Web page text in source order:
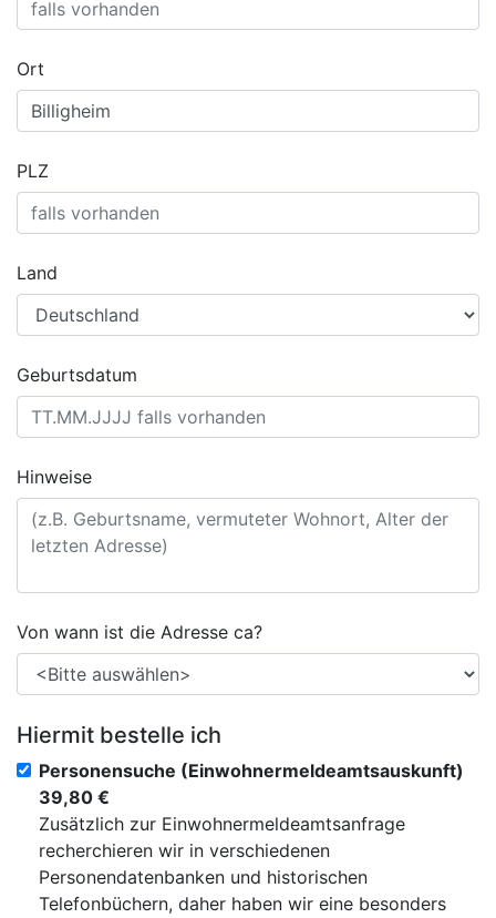
Ort
PLZ
Land
Geburtsdatum
Hinweise
Von wann ist die Adresse ca?
Hiermit bestelle ich
Personensuche (Einwohnermeldeamtsauskunft)
39,80 €
Zusätzlich zur Einwohnermeldeamtsanfrage
recherchieren wir in verschiedenen
Personendatenbanken und historischen
Telefonbüchern, daher haben wir eine besonders